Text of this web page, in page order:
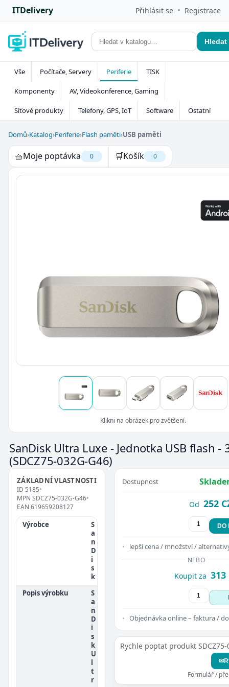
ITDelivery Přihlásit se • Registrace
Hledat
Vše Počítače, Servery Periferie TISK
Komponenty AV, Videokonference, Gaming
Síťové produkty Telefony, GPS, IoT Software Ostatní
Domů›Katalog›Periferie›Flash paměti›USB paměti
🧺Moje poptávka 0 🛒Košík 0
Klikni na obrázek pro zvětšení.
SanDisk Ultra Luxe - Jednotka USB flash -
(SDCZ75-032G-G46)
ZÁKLADNÍ VLASTNOSTI
ID 5185•
MPN SDCZ75-032G-G46•
EAN 619659208127
Výrobce
S
a
n
D
i
s
k
Popis výrobku
S
a
n
D
i
s
k
U
l
t
r
Dostupnost
Od 252
DO
lepší cena / množství /
NEBO
Koupit za 313
Objednávka online – faktura /
Rychle poptat produkt SDCZ75-
✉
Formulář /